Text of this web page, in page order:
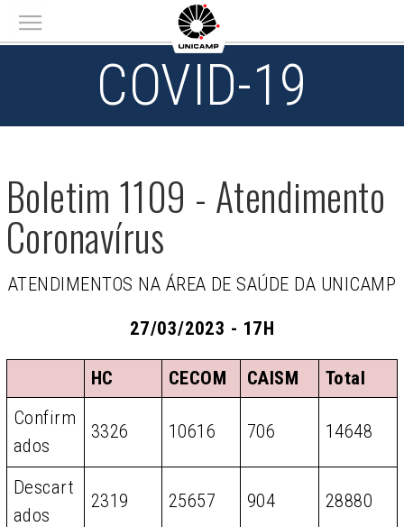
Main menu
COVID-19
Boletim 1109 - Atendimento
Coronavírus
ATENDIMENTOS NA ÁREA DE SAÚDE DA UNICAMP
27/03/2023 - 17H
HC CECOM CAISM
Total
Confirm
ados
3326 10616 706 14648
Descart
ados
2319 25657 904 28880